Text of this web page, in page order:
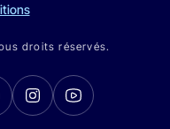
droits réservés.